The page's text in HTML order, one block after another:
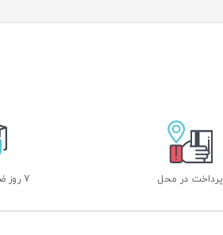
پرداخت در محل 7 روز ضمانت بازگشت